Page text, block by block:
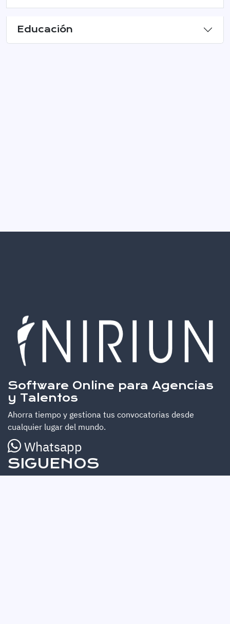
Educación
Software Online para Agencias
y Talentos
Ahorra tiempo y gestiona tus convocatorias desde
cualquier lugar del mundo.
Whatsapp
SIGUENOS